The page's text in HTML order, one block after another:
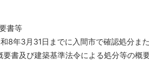
書等
8年3月31日までに入間市で確認処分ま
要書及び建築基準法令による処分等の概